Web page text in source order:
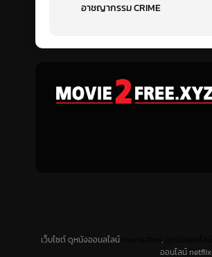
อาชญากรรม CRIME
เว็บไซต์ ดูหนังออนลไลน์ ,
ออนไลน์ netflix